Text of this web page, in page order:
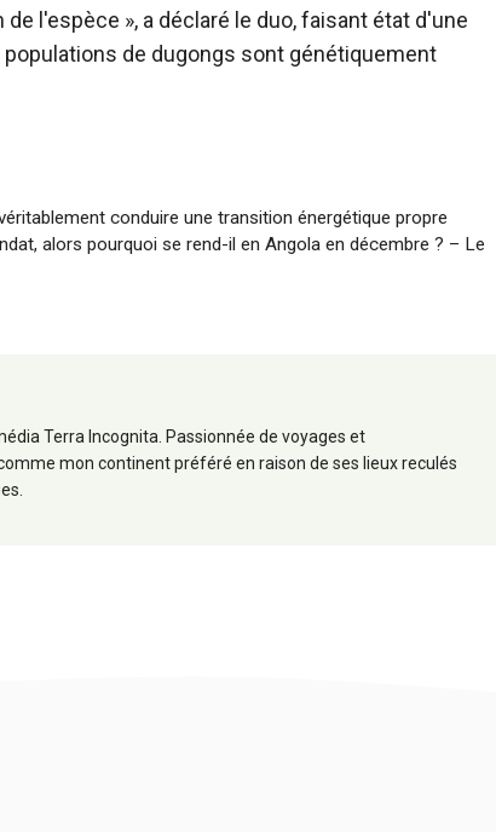
l'espèce », a déclaré le duo, faisant état d'une
de dugongs sont génétiquement
conduire une transition énergétique propre
alors pourquoi se rend-il en Angola en décembre ? – Le
Terra Incognita. Passionnée de voyages et
mon continent préféré en raison de ses lieux reculés